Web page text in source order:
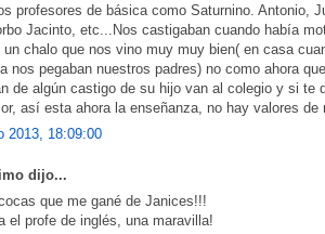
profesores de básica como Saturnino. Antonio,
Jacinto, etc...Nos castigaban cuando había
un chalo que nos vino muy muy bien( en casa
nos pegaban nuestros padres) no como ahora
de algún castigo de su hijo van al colegio y si te
así esta ahora la enseñanza, no hay valores de
2013, 18:09:00
dijo...
que me gané de Janices!!!
el profe de inglés, una maravilla!